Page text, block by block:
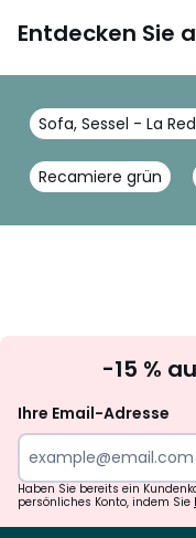
Entdecken Sie
Sofa, Sessel - La
Recamiere grün
-15 %
Ihre Email-Adresse
Haben Sie bereits ein
persönliches Konto, indem Sie